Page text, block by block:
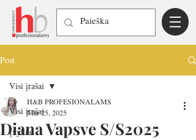
Post
Visi įrašai
Įvykiai
Visi įrašai
Diana Vapsve S/S2025
H&B PROFESIONALAMS
Mar 25, 2025